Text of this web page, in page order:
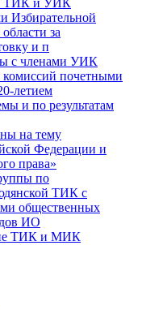
ТИК и УИК
Избирательной
за
и п
с членами УИК
почетными
летием
и по результатам
на тему
Федерации и
права»
по
ТИК с
общественных
ИО
ТИК и МИК